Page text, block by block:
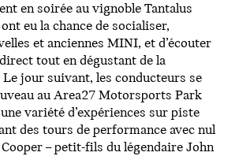
en soirée au vignoble Tantalus
eu la chance de socialiser,
et anciennes MINI, et d’écouter
tout en dégustant de la
jour suivant, les conducteurs se
au Area27 Motorsports Park
variété d’expériences sur piste
des tours de performance avec nul
– petit-fils du légendaire John